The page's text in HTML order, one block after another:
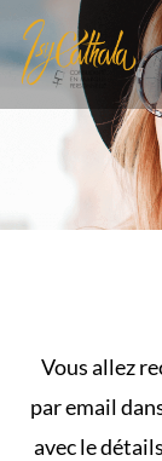
Vous allez
par email
avec le